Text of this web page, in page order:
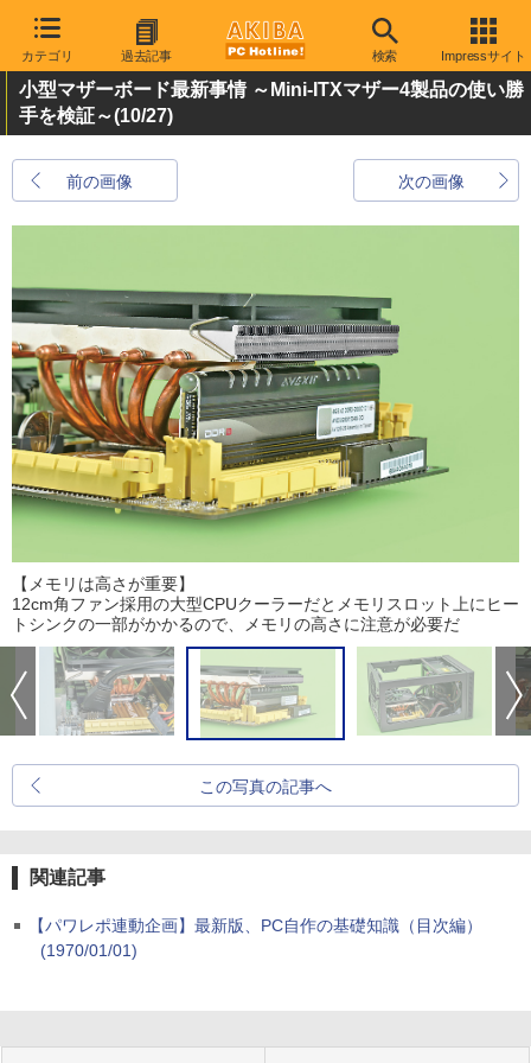
カテゴリ 過去記事 検索 Impressサイト
小型マザーボード最新事情 ～Mini-ITXマザー4製品の使い勝
手を検証～(10/27)
前の画像 次の画像
【メモリは高さが重要】
12cm角ファン採用の大型CPUクーラーだとメモリスロット上にヒー
トシンクの一部がかかるので、メモリの高さに注意が必要だ
この写真の記事へ
関連記事
【パワレポ連動企画】最新版、PC自作の基礎知識（目次編）
(1970/01/01)